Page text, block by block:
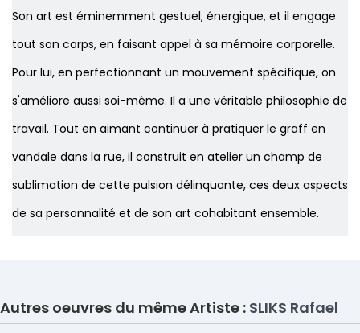
Son art est éminemment gestuel, énergique, et il engage
tout son corps, en faisant appel à sa mémoire corporelle.
Pour lui, en perfectionnant un mouvement spécifique, on
s'améliore aussi soi-même. Il a une véritable philosophie de
travail. Tout en aimant continuer à pratiquer le graff en
vandale dans la rue, il construit en atelier un champ de
sublimation de cette pulsion délinquante, ces deux aspects
de sa personnalité et de son art cohabitant ensemble.
Autres oeuvres du même Artiste : SLIKS Rafael